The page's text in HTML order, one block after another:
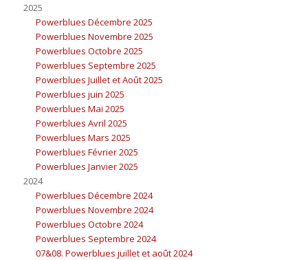
2025
Powerblues Décembre 2025
Powerblues Novembre 2025
Powerblues Octobre 2025
Powerblues Septembre 2025
Powerblues Juillet et Août 2025
Powerblues juin 2025
Powerblues Mai 2025
Powerblues Avril 2025
Powerblues Mars 2025
Powerblues Février 2025
Powerblues Janvier 2025
2024
Powerblues Décembre 2024
Powerblues Novembre 2024
Powerblues Octobre 2024
Powerblues Septembre 2024
07&08. Powerblues juillet et août 2024